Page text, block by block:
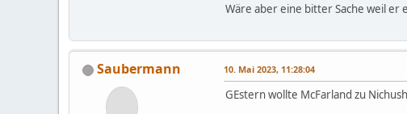
Wäre aber eine bitter Sache weil er
Saubermann 10. Mai 2023, 11:28:04
GEstern wollte McFarland zu